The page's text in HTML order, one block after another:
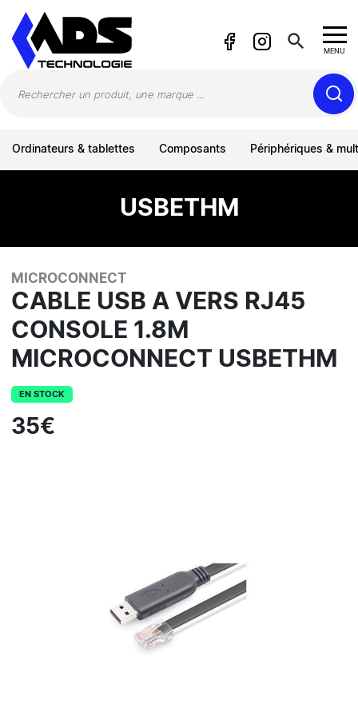
search MENU
Ordinateurs & tablettes Composants Périphériques &
USBETHM
MICROCONNECT
CABLE USB A VERS RJ45
CONSOLE 1.8M
MICROCONNECT USBETHM
EN STOCK
35€